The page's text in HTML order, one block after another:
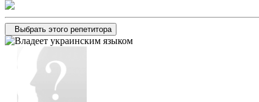
Выбрать этого репетитора